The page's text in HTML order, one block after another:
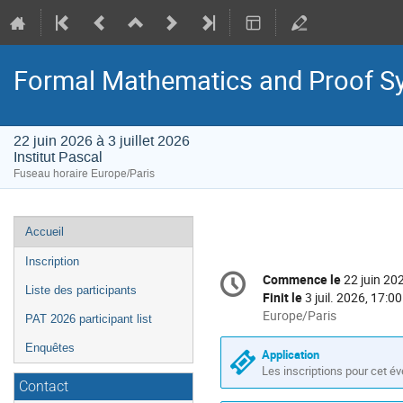
Formal Mathematics and Proof
22 juin 2026 à 3 juillet 2026
Institut Pascal
Fuseau horaire Europe/Paris
Menu
de
l'événement
Accueil
Inscription
Liste des participants
PAT 2026 participant list
Enquêtes
Contact
Information
de
conférence
Date/Heure
Commence le22 juin
Finit le3 juil. 2026, 17:00
Toutes
les
horaires
sont
en
Europe/Paris
Application
Les inscriptions pour cet